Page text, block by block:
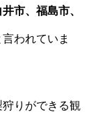
井市、福島市、
言われていま
りができる観